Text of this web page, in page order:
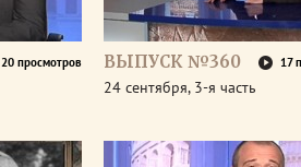
20 просмотров ВЫПУСК №360 17
24 сентября, 3-я часть